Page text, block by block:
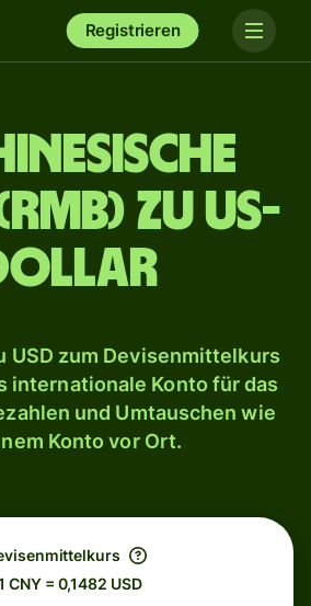
Registrieren
zu US-
USD zum Devisenmittelkurs
internationale Konto für das
und Umtauschen wie
Konto vor Ort.
CNY = 0,1482 USD